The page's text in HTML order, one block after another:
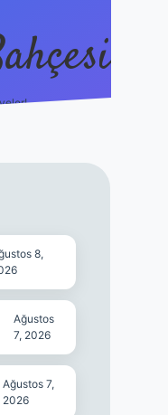
8,
Ağustos
7, 2026
Ağustos 7,
2026
grandoperabet